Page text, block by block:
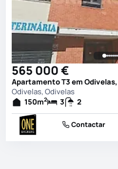
565 000 €
Apartamento T3 em
Odivelas, Odivelas
150m2 3 2
Contactar